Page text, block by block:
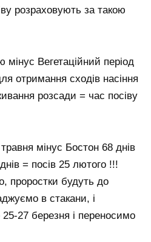
розраховують за такою
мінус Вегетаційний період
отримання сходів насіння
розсади = час посіву
мінус Бостон 68 днів
= посів 25 лютого !!!
проростки будуть до
в стакани, і
27 березня і переносимо